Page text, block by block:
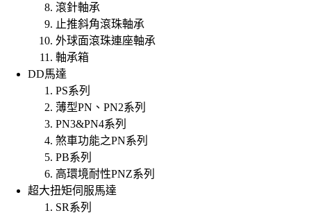
滾針軸承
止推斜角滾珠軸承
外球面滾珠連座軸承
軸承箱
DD馬達
PS系列
薄型PN、PN2系列
PN3&PN4系列
煞車功能之PN系列
PB系列
高環境耐性PNZ系列
超大扭矩伺服馬達
SR系列